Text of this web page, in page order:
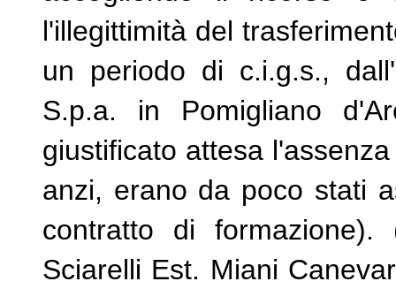
l'illegittimità del
un periodo di c.i.g.s.,
S.p.a. in Pomigliano
giustificato attesa
anzi, erano da poco stati
contratto di
Sciarelli Est. Miani